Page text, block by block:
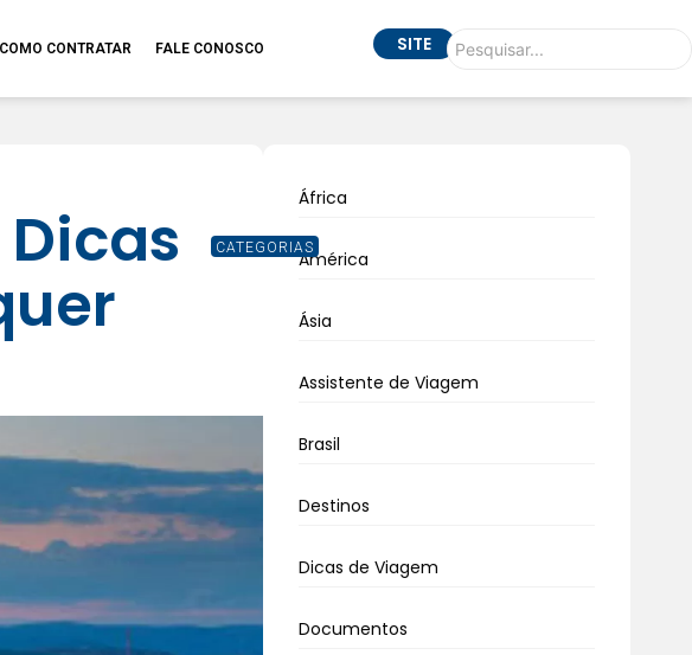
COMO CONTRATAR FALE CONOSCO SITE
CATEGORIAS
África
América
Ásia
Assistente de Viagem
Brasil
Destinos
Dicas de Viagem
Documentos